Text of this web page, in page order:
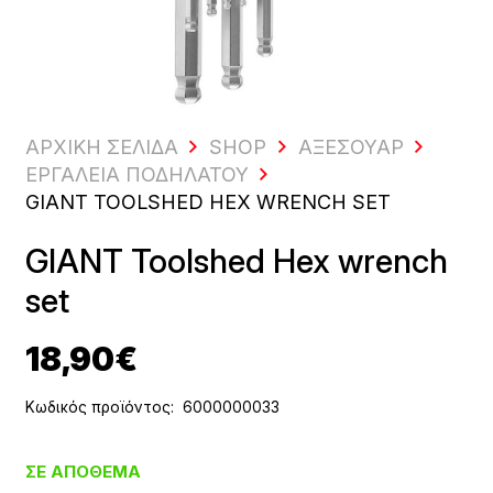
ΑΡΧΙΚΗ ΣΕΛΙΔΑ SHOP
ΑΞΕΣΟΥΆΡ
ΕΡΓΑΛΕΊΑ ΠΟΔΗΛΆΤΟΥ
GIANT TOOLSHED HEX WRENCH SET
GIANT Toolshed Hex wrench
set
18,90€
Κωδικός προϊόντος: 6000000033
ΣΕ ΑΠΌΘΕΜΑ